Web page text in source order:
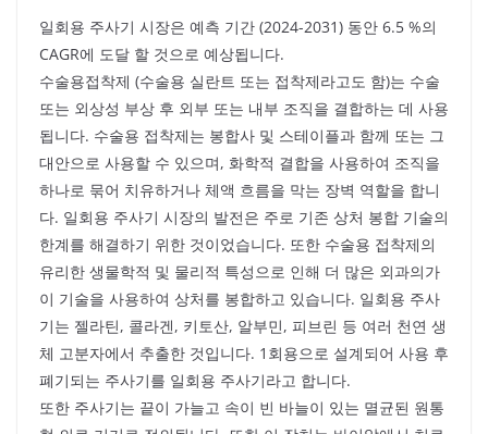
일회용 주사기 시장은 예측 기간 (2024-2031) 동안 6.5 %의
CAGR에 도달 할 것으로 예상됩니다.
수술용접착제 (수술용 실란트 또는 접착제라고도 함)는 수술
또는 외상성 부상 후 외부 또는 내부 조직을 결합하는 데 사용
됩니다. 수술용 접착제는 봉합사 및 스테이플과 함께 또는 그
대안으로 사용할 수 있으며, 화학적 결합을 사용하여 조직을
하나로 묶어 치유하거나 체액 흐름을 막는 장벽 역할을 합니
다. 일회용 주사기 시장의 발전은 주로 기존 상처 봉합 기술의
한계를 해결하기 위한 것이었습니다. 또한 수술용 접착제의
유리한 생물학적 및 물리적 특성으로 인해 더 많은 외과의가
이 기술을 사용하여 상처를 봉합하고 있습니다. 일회용 주사
기는 젤라틴, 콜라겐, 키토산, 알부민, 피브린 등 여러 천연 생
체 고분자에서 추출한 것입니다. 1회용으로 설계되어 사용 후
폐기되는 주사기를 일회용 주사기라고 합니다.
또한 주사기는 끝이 가늘고 속이 빈 바늘이 있는 멸균된 원통